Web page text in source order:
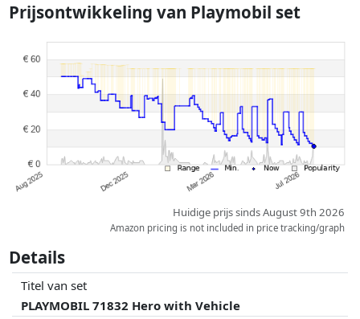
gewicht.
partners hebben hier geen enkele invoed op. Alleen bij gelijke prijzen
kunnen historische prestaties de volgorde beïnvloeden.
Prijsontwikkeling van Playmobil set
Huidige prijs sinds August 9th 2026
Amazon pricing is not included in price tracking/graph
Details
Titel van set
PLAYMOBIL 71832 Hero with Vehicle